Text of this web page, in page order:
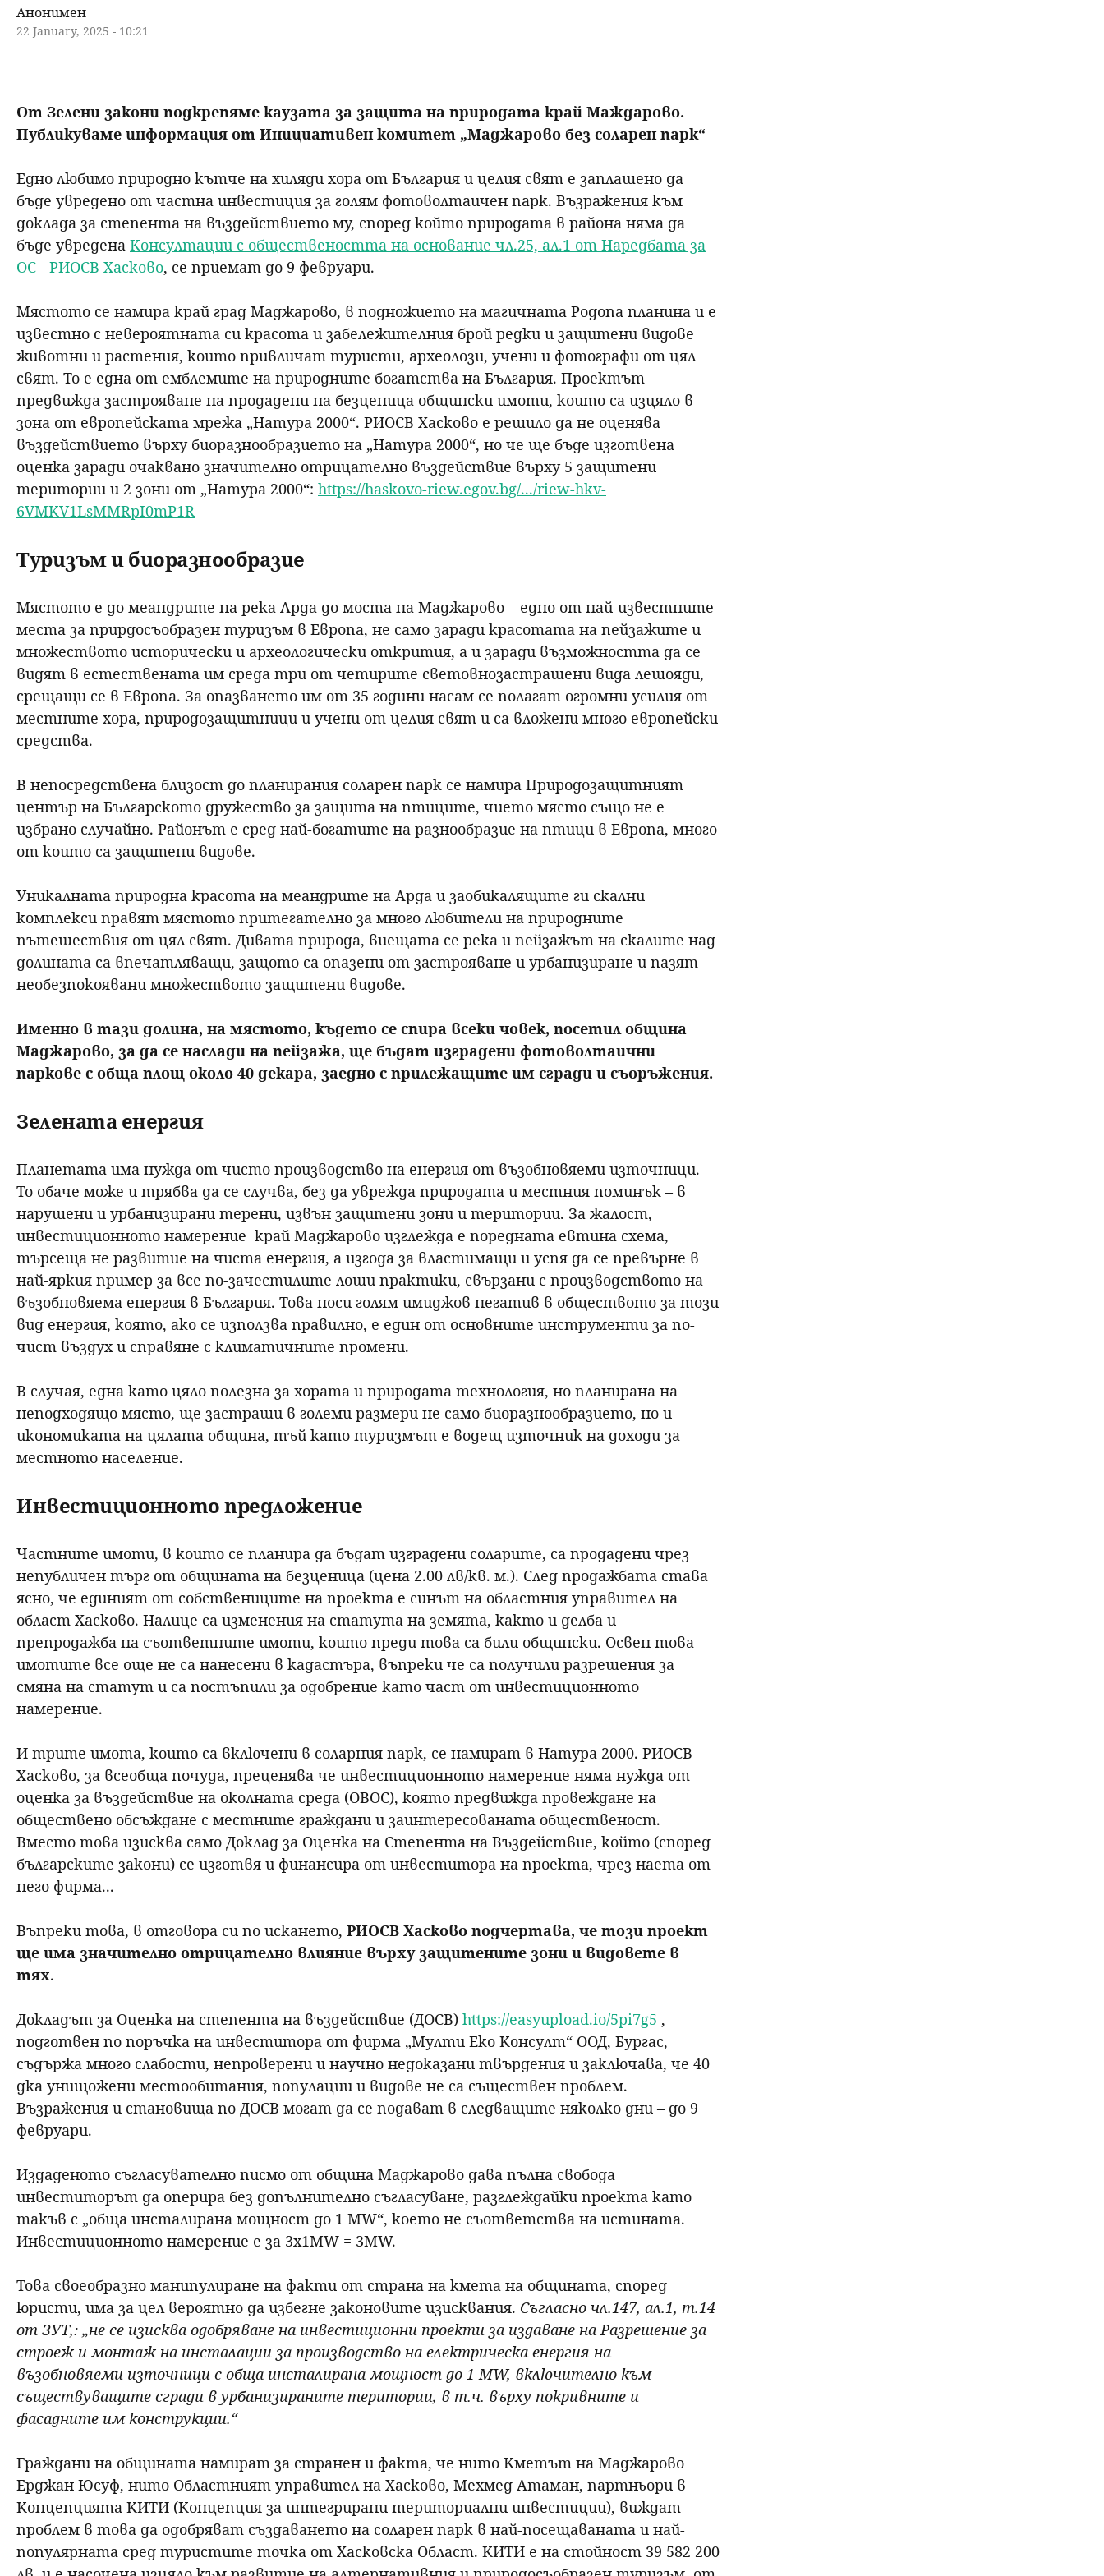
н
Анонимен
22 January, 2025 - 10:21
От Зелени закони подкрепяме каузата за защита на природата край Маждарово.
Публикуваме информация от Инициативен комитет „Маджарово без соларен парк“
Едно любимо природно кътче на хиляди хора от България и целия свят е заплашено да
бъде увредено от частна инвестиция за голям фотоволтаичен парк. Възражения към
доклада за степента на въздействието му, според който природата в района няма да
бъде увредена Консултации с обществеността на основание чл.25, ал.1 от Наредбата за
ОС - РИОСВ Хасково, се приемат до 9 февруари.
Мястото се намира край град Маджарово, в подножието на магичната Родопа планина и е
известно с невероятната си красота и забележителния брой редки и защитени видове
животни и растения, които привличат туристи, археолози, учени и фотографи от цял
свят. То е една от емблемите на природните богатства на България. Проектът
предвижда застрояване на продадени на безценица общински имоти, които са изцяло в
зона от европейската мрежа „Натура 2000“. РИОСВ Хасково е решило да не оценява
въздействието върху биоразнообразието на „Натура 2000“, но че ще бъде изготвена
оценка заради очаквано значително отрицателно въздействие върху 5 защитени
територии и 2 зони от „Натура 2000“: https://haskovo-riew.egov.bg/.../riew-hkv-
6VMKV1LsMMRpI0mP1R
Туризъм и биоразнообразие
Мястото е до меандрите на река Арда до моста на Маджарово – едно от най-известните
места за прирдосъобразен туризъм в Европа, не само заради красотата на пейзажите и
множеството исторически и археологически открития, а и заради възможността да се
видят в естествената им среда три от четирите световнозастрашени вида лешояди,
срещащи се в Европа. За опазването им от 35 години насам се полагат огромни усилия от
местните хора, природозащитници и учени от целия свят и са вложени много европейски
средства.
В непосредствена близост до планирания соларен парк се намира Природозащитният
център на Българското дружество за защита на птиците, чието място също не е
избрано случайно. Районът е сред най-богатите на разнообразие на птици в Европа, много
от които са защитени видове.
Уникалната природна красота на меандрите на Арда и заобикалящите ги скални
комплекси правят мястото притегателно за много любители на природните
пътешествия от цял свят. Дивата природа, виещата се река и пейзажът на скалите над
долината са впечатляващи, защото са опазени от застрояване и урбанизиране и пазят
необезпокоявани множеството защитени видове.
Именно в тази долина, на мястото, където се спира всеки човек, посетил община
Маджарово, за да се наслади на пейзажа, ще бъдат изградени фотоволтаични
паркове с обща площ около 40 декара, заедно с прилежащите им сгради и съоръжения.
Зелената енергия
Планетата има нужда от чисто производство на енергия от възобновяеми източници.
То обаче може и трябва да се случва, без да уврежда природата и местния поминък – в
нарушени и урбанизирани терени, извън защитени зони и територии. За жалост,
инвестиционното намерение край Маджарово изглежда е поредната евтина схема,
търсеща не развитие на чиста енергия, а изгода за властимащи и успя да се превърне в
най-яркия пример за все по-зачестилите лоши практики, свързани с производството на
възобновяема енергия в България. Това носи голям имиджов негатив в обществото за този
вид енергия, която, ако се използва правилно, е един от основните инструменти за по-
чист въздух и справяне с климатичните промени.
В случая, една като цяло полезна за хората и природата технология, но планирана на
неподходящо място, ще застраши в големи размери не само биоразнообразието, но и
икономиката на цялата община, тъй като туризмът е водещ източник на доходи за
местното население.
Инвестиционното предложение
Частните имоти, в които се планира да бъдат изградени соларите, са продадени чрез
непубличен търг от общината на безценица (цена 2.00 лв/кв. м.). След продажбата става
ясно, че единият от собствениците на проекта е синът на областния управител на
област Хасково. Налице са изменения на статута на земята, както и делба и
препродажба на съответните имоти, които преди това са били общински. Освен това
имотите все още не са нанесени в кадастъра, въпреки че са получили разрешения за
смяна на статут и са постъпили за одобрение като част от инвестиционното
намерение.
И трите имота, които са включени в соларния парк, се намират в Натура 2000. РИОСВ
Хасково, за всеобща почуда, преценява че инвестиционното намерение няма нужда от
оценка за въздействие на околната среда (ОВОС), която предвижда провеждане на
обществено обсъждане с местните граждани и заинтересованата общественост.
Вместо това изисква само Доклад за Оценка на Степента на Въздействие, който (според
българските закони) се изготвя и финансира от инвеститора на проекта, чрез наета от
него фирма...
Въпреки това, в отговора си по искането, РИОСВ Хасково подчертава, че този проект
ще има значително отрицателно влияние върху защитените зони и видовете в
тях.
Докладът за Оценка на степента на въздействие (ДОСВ) https://easyupload.io/5pi7g5 ,
подготвен по поръчка на инвеститора от фирма „Мулти Еко Консулт“ ООД, Бургас,
съдържа много слабости, непроверени и научно недоказани твърдения и заключава, че 40
дка унищожени местообитания, популации и видове не са съществен проблем.
Възражения и становища по ДОСВ могат да се подават в следващите няколко дни – до 9
февруари.
Издаденото съгласувателно писмо от община Маджарово дава пълна свобода
инвеститорът да оперира без допълнително съгласуване, разглеждайки проекта като
такъв с „обща инсталирана мощност до 1 МW“, което не съответства на истината.
Инвестиционното намерение е за 3х1МW = 3МW.
Това своеобразно манипулиране на факти от страна на кмета на общината, според
юристи, има за цел вероятно да избегне законовите изисквания. Съгласно чл.147, ал.1, т.14
от ЗУТ,: „не се изисква одобряване на инвестиционни проекти за издаване на Разрешение за
строеж и монтаж на инсталации за производство на електрическа енергия на
възобновяеми източници с обща инсталирана мощност до 1 МW, включително към
съществуващите сгради в урбанизираните територии, в т.ч. върху покривните и
фасадните им конструкции.“
Граждани на общината намират за странен и факта, че нито Кметът на Маджарово
Ерджан Юсуф, нито Областният управител на Хасково, Мехмед Атаман, партньори в
Концепцията КИТИ (Концепция за интегрирани териториални инвестиции), виждат
проблем в това да одобряват създаването на соларен парк в най-посещаваната и най-
популярната сред туристите точка от Хасковска Област. КИТИ е на стойност 39 582 200